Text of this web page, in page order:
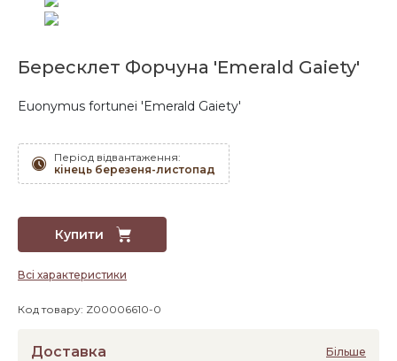
Бересклет Форчуна 'Emerald Gaiety'
Euonymus fortunei 'Emerald Gaiety'
Період відвантаження:
кінець березеня-листопад
Купити
Всі характеристики
Код товару: Z00006610-0
Доставка Більше